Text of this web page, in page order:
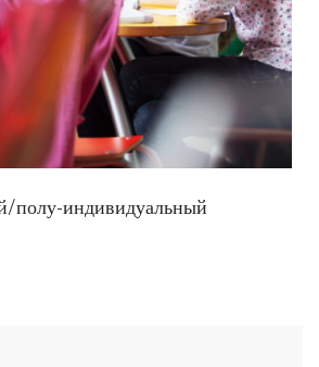
полу-индивидуальный